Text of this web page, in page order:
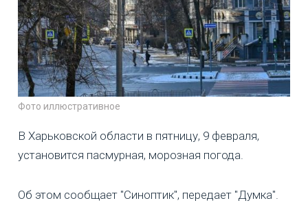
Фото иллюстративное
В Харьковской области в пятницу, 9 февраля,
установится пасмурная, морозная погода.
Об этом сообщает "Синоптик", передает "Думка".